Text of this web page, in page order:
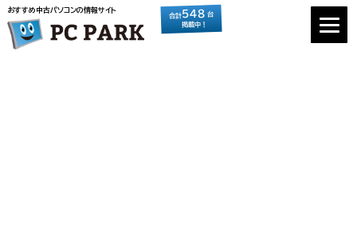
おすすめ中古パソコンの情報サイト
合計548 台
掲載中！